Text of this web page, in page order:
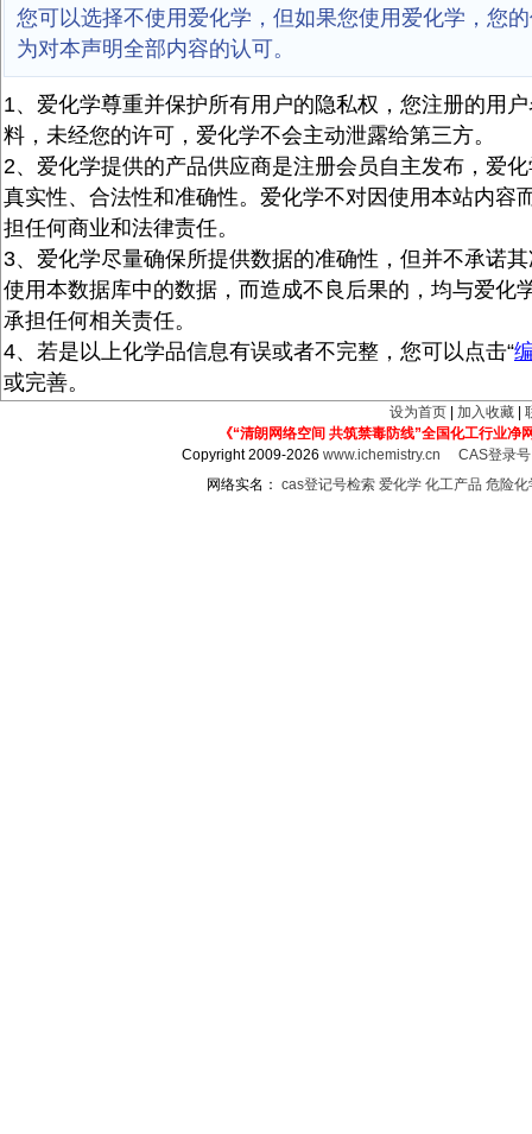
您可以选择不使用爱化学，但如果您使用爱化学，您
为对本声明全部内容的认可。
1、爱化学尊重并保护所有用户的隐私权，您注册的用
料，未经您的许可，爱化学不会主动泄露给第三方。
2、爱化学提供的产品供应商是注册会员自主发布，爱
真实性、合法性和准确性。爱化学不对因使用本站内容
担任何商业和法律责任。
3、爱化学尽量确保所提供数据的准确性，但并不承诺
使用本数据库中的数据，而造成不良后果的，均与爱化
承担任何相关责任。
4、若是以上化学品信息有误或者不完整，您可以点击“
或完善。
设为首页 加入收藏
《“清朗网络空间 共筑禁毒防线”全国化工行业净
Copyright 2009-2026www.ichemistry.cn
CAS登录
网络实名： cas登记号检索 爱化学 化工产品 危险化